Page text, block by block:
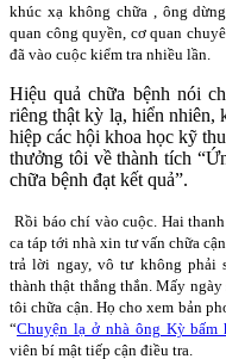
khúc xạ không chữa , ông
quan công quyền, cơ quan
đã vào cuộc kiểm tra nhiều lần.
Hiệu quả chữa bệnh nói
riêng thật kỳ lạ, hiển nhiên,
hiệp các hội khoa học kỹ
thưởng tôi về thành tích
chữa bệnh đạt kết quả”.
Rồi báo chí vào cuộc. Hai
ca táp tới nhà xin tư vấn chữa
trả lời ngay, vô tư không phải
thành thật thắng thắn. Mấy
tôi chữa cận. Họ cho xem bản
“Chuyện lạ ở nhà ông Kỳ bấm
viên bí mật tiếp cận điều tra.